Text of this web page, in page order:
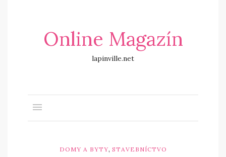
Online Magazín
lapinville.net
DOMY A BYTY, STAVEBNÍCTVO